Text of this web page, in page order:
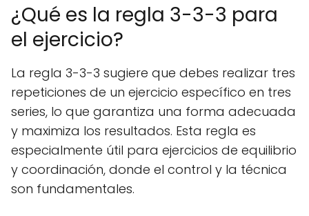
¿Qué es la regla 3-3-3 para
el ejercicio?
La regla 3-3-3 sugiere que debes realizar tres
repeticiones de un ejercicio específico en tres
series, lo que garantiza una forma adecuada
y maximiza los resultados. Esta regla es
especialmente útil para ejercicios de equilibrio
y coordinación, donde el control y la técnica
son fundamentales.